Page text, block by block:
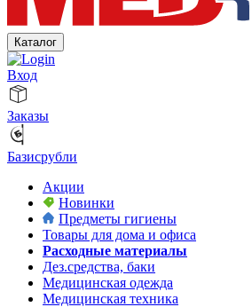
Каталог
Вход
Заказы
Базисрубли
Акции
Новинки
Предметы гигиены
Товары для дома и офиса
Расходные материалы
Дез.средства, баки
Медицинская одежда
Медицинская техника